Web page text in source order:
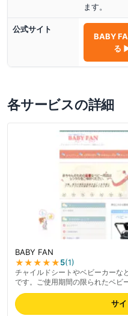
ます。
公式サイト
BABY
る
各サービスの詳細
BABY FAN
★★★★★5(1)
チャイルドシートやベビーカーな
です。ご使用期間の限られたベビ
用品はレンタルがお得です。東京
ただけます。すべてのレンタル商
送いたします。
サ